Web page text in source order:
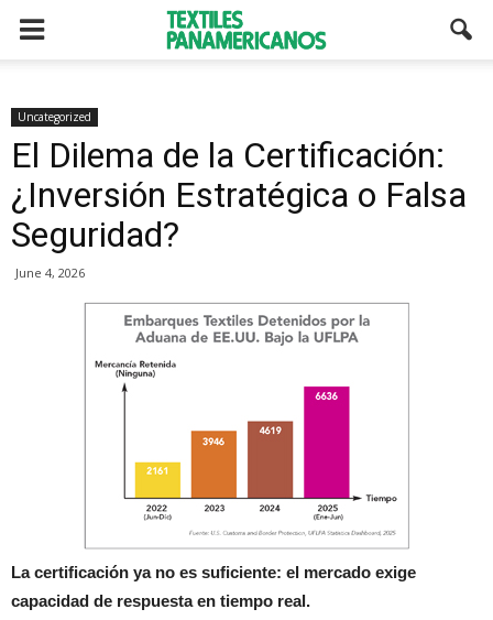
Uncategorized
El Dilema de la Certificación:
¿Inversión Estratégica o Falsa
Seguridad?
June 4, 2026
La certificación ya no es suficiente: el mercado exige
capacidad de respuesta en tiempo real.